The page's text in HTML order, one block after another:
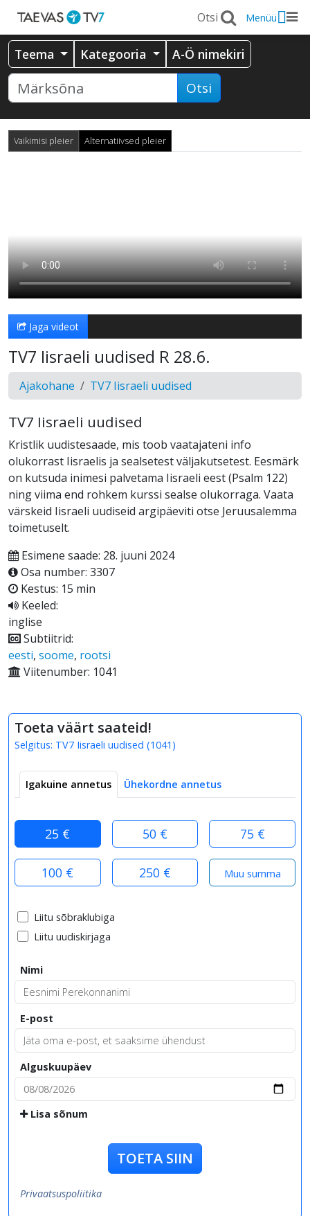
Menüü
Teema Kategooria A-Ö nimekiri
Otsi
Vaikimisi pleier Alternatiivsed pleier
Jaga videot
TV7 Iisraeli uudised R 28.6.
Ajakohane TV7 Iisraeli uudised
TV7 Iisraeli uudised
Kristlik uudistesaade, mis toob vaatajateni info
olukorrast Iisraelis ja sealsetest väljakutsetest. Eesmärk
on kutsuda inimesi palvetama Iisraeli eest (Psalm 122)
ning viima end rohkem kurssi sealse olukorraga. Vaata
värskeid Iisraeli uudiseid argipäeviti otse Jeruusalemma
toimetuselt.
Esimene saade: 28. juuni 2024
Osa number: 3307
Kestus: 15 min
Keeled:
inglise
Subtiitrid:
eesti, soome, rootsi
Viitenumber: 1041
Toeta väärt saateid!
Selgitus: TV7 Iisraeli uudised (1041 )
Igakuine annetus Ühekordne annetus
25 € 50 € 75 €
100 € 250 €
Liitu sõbraklubiga
Liitu uudiskirjaga
Nimi
E-post
Alguskuupäev
Lisa sõnum
TOETA SIIN
Privaatsuspoliitika